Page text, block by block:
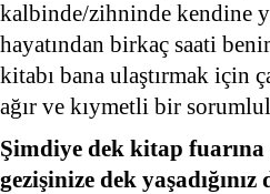
kalbinde/zihninde kendine
hayatından birkaç saati
kitabı bana ulaştırmak için
ağır ve kıymetli bir
Şimdiye dek kitap
gezişinize dek